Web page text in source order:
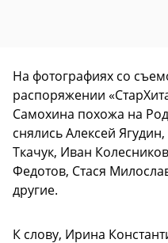
На фотографиях со
распоряжении
Самохина похожа на
снялись Алексей
Ткачук, Иван
Федотов, Стася
другие.
К слову, Ирина